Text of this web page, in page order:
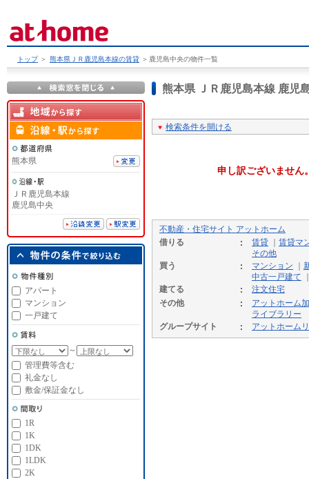
トップ ＞ 熊本県ＪＲ鹿児島本線の賃貸 ＞ 鹿児島中央の物件一覧
熊本県 ＪＲ鹿児島本線 鹿児
検索条件を開ける
申し訳ございません
不動産・住宅サイト アットホーム
借りる
賃貸
賃貸マ
その他
買う
マンション
中古一戸建て
建てる
注文住宅
その他
アットホーム
ライブラリー
グループサイト
アットホーム
熊本県
ＪＲ鹿児島本線
鹿児島中央
アパート
マンション
一戸建て
～
管理費等含む
礼金なし
敷金/保証金なし
1R
1K
1DK
1LDK
2K